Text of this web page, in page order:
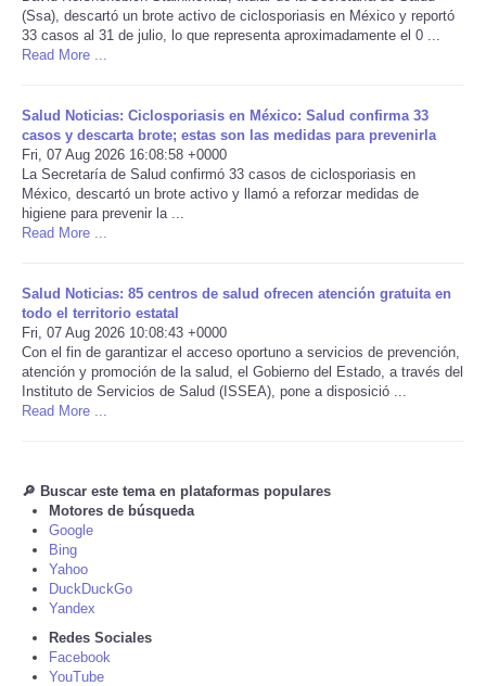
America Latina
Deportes
EEUU
Internacionales
Negocios
Tecnologia
Tiempo
CATEGORIES
CARTOONS
(Ssa), descartó un brote activo de ciclosporiasis en México y reportó
33 casos al 31 de julio, lo que representa aproximadamente el 0 ...
Read More ...
Salud Noticias: Ciclosporiasis en México: Salud confirma 33
casos y descarta brote; estas son las medidas para prevenirla
Fri, 07 Aug 2026 16:08:58 +0000
La Secretaría de Salud confirmó 33 casos de ciclosporiasis en
México, descartó un brote activo y llamó a reforzar medidas de
higiene para prevenir la ...
Read More ...
Salud Noticias: 85 centros de salud ofrecen atención gratuita en
todo el territorio estatal
Fri, 07 Aug 2026 10:08:43 +0000
Con el fin de garantizar el acceso oportuno a servicios de prevención,
atención y promoción de la salud, el Gobierno del Estado, a través del
Instituto de Servicios de Salud (ISSEA), pone a disposició ...
Read More ...
🔎 Buscar este tema en plataformas populares
Motores de búsqueda
Google
Bing
Yahoo
DuckDuckGo
Yandex
Redes Sociales
Facebook
YouTube